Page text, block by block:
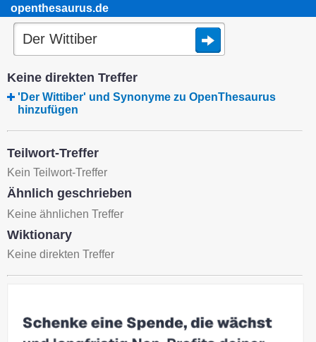
openthesaurus.de
Keine direkten Treffer
'Der Wittiber' und Synonyme zu OpenThesaurus
hinzufügen
Teilwort-Treffer
Kein Teilwort-Treffer
Ähnlich geschrieben
Keine ähnlichen Treffer
Wiktionary
Keine direkten Treffer